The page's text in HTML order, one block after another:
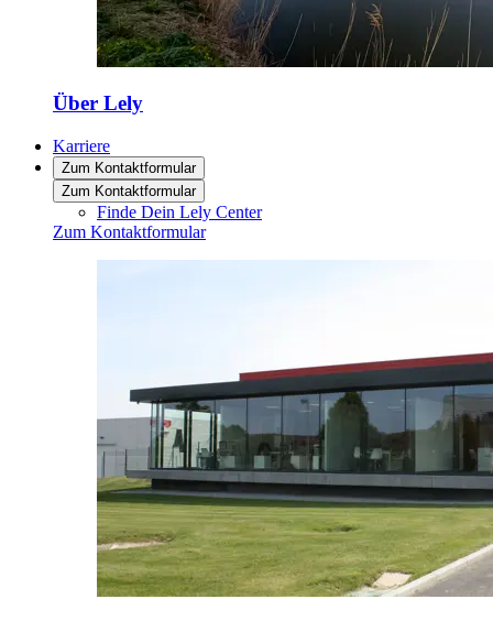
Über Lely
Karriere
Zum Kontaktformular
Zum Kontaktformular
Finde Dein Lely Center
Zum Kontaktformular